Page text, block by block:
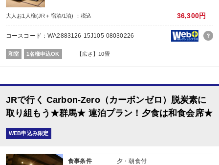
場所:
その他（ダイニングホール）
■朝食
場所:
その他（ダイニングホール）
内容:
大人お1人様(JR＋宿泊/1泊) ：税込 36,300円
コースコード：WA2883126-15J105-08030226
和室 1名様申込OK 【広さ】10畳
JRで行く Carbon-Zero（カーボンゼロ）脱炭素に
取り組もう★群馬★ 連泊プラン！夕食は和食会席★
WEB申込み限定
食事条件 夕・朝食付